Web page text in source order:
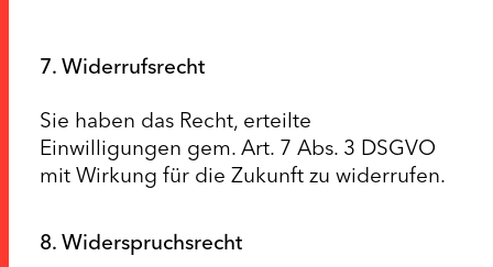
7. Widerrufsrecht
Sie haben das Recht, erteilte
Einwilligungen gem. Art. 7 Abs. 3 DSGVO
mit Wirkung für die Zukunft zu widerrufen.
8. Widerspruchsrecht